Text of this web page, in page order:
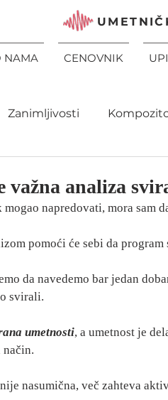
NAMA CENOVNIK
Zanimljivosti
važna analiza
mogao napredovati, mora sam
pomoći će sebi da
da navedemo bar jedan
svirali.
umetnosti, a umetnost je
način.
nasumična, več zahteva